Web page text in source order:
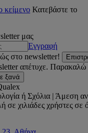
κείμενο Κατεβάστε το
μας
Εγγραφή
στο newsletter!
απέτυχε. Παρακαλώ
ξανά
ή Σχόλια | Άμεση
χιλιάδες χρήστες σε